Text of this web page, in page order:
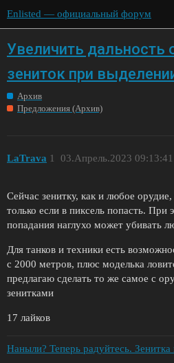
Enlisted — официальный форум
Увеличить дальность
зениток при
Архив
Предложения (Архив)
LaTrava 03.Апрель.2023 09:13:41
1
Сейчас зенитку, как и любое
только если в пиксель попасть. При
попадания наглухо может убивать
Для танков и техники есть
с 2000 метров, плюс моделька
предлагаю сделать то же самое с
зенитками
17 лайков
Наныли? Теперь радуйтесь.